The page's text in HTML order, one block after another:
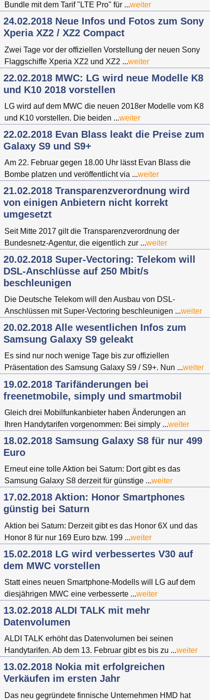
Bundle mit dem Tarif "LTE Pro" für ...weiter
24.02.2018 Neue Infos und Fotos zum Sony
Xperia XZ2 / XZ2 Compact
Zwei Tage vor der offiziellen Vorstellung der neuen Sony
Flaggschiffe Xperia XZ2 und XZ2 ...weiter
22.02.2018 MWC: LG wird neue Modelle K8
und K10 2018 vorstellen
LG wird auf dem MWC die neuen 2018er Modelle vom K8
und K10 vorstellen. Die beiden ...weiter
22.02.2018 Evan Blass leakt die Preise zum
Galaxy S9 und S9+
Am 22. Februar gegen 18.00 Uhr lässt Evan Blass die
Bombe platzen und veröffentlicht via ...weiter
21.02.2018 Transparenzverordnung wird
von einigen Anbietern nicht korrekt
umgesetzt
Seit Mitte 2017 gilt die Transparenzverordnung der
Bundesnetz-Agentur, die eigentlich zur ...weiter
20.02.2018 Super-Vectoring: Telekom will
DSL-Anschlüsse auf 250 Mbit/s
beschleunigen
Die Deutsche Telekom will den Ausbau von DSL-
Anschlüssen mit Super-Vectoring beschleunigen ...weiter
20.02.2018 Alle wesentlichen Infos zum
Samsung Galaxy S9 geleakt
Es sind nur noch wenige Tage bis zur offiziellen
Präsentation des Samsung Galaxy S9 / S9+. Nun ...weiter
19.02.2018 Tarifänderungen bei
freenetmobile, simply und smartmobil
Gleich drei Mobilfunkanbieter haben Änderungen an
Ihren Handytarifen vorgenommen: Bei simply ...weiter
18.02.2018 Samsung Galaxy S8 für nur 499
Euro
Erneut eine tolle Aktion bei Saturn: Dort gibt es das
Samsung Galaxy S8 derzeit für günstige ...weiter
17.02.2018 Aktion: Honor Smartphones
günstig bei Saturn
Aktion bei Saturn: Derzeit gibt es das Honor 6X und das
Honor 8 für nur 169 Euro bzw. 199 ...weiter
15.02.2018 LG wird verbessertes V30 auf
dem MWC vorstellen
Statt eines neuen Smartphone-Modells will LG auf dem
diesjährigen MWC eine verbesserte ...weiter
13.02.2018 ALDI TALK mit mehr
Datenvolumen
ALDI TALK erhöht das Datenvolumen bei seinen
Handytarifen. Ab dem 13. Februar gibt es bis zu ...weiter
13.02.2018 Nokia mit erfolgreichen
Verkäufen im ersten Jahr
Das neu gegründete finnische Unternehmen HMD hat